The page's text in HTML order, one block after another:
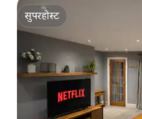
सुपरहोस्ट
सुपरहोस्ट